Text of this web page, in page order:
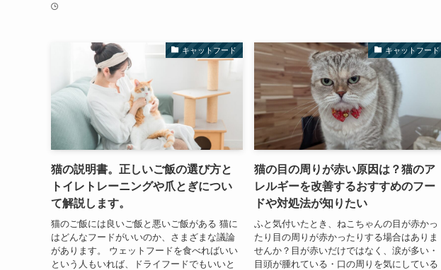
キャットフード
猫の説明書。正しいご飯の選び方と
トイレトレーニングや爪とぎについ
て解説します。
猫のご飯には良いご飯と悪いご飯がある 猫に
はどんなフードがいいのか、さまざまな議論
があります。 ウェットフードを食べればいい
という人もいれば、ドライフードでもいいと
キャットフード
猫の目の周りが赤い原因は？猫のア
レルギーを改善するおすすめのフー
ドや対処法が知りたい
ふと気付いたとき、ねこちゃんの目が赤かっ
たり目の周りが赤かったりする場合はありま
せんか？目が赤いだけではなく、涙が多い・
目頭が腫れている・口の周りを気にしている